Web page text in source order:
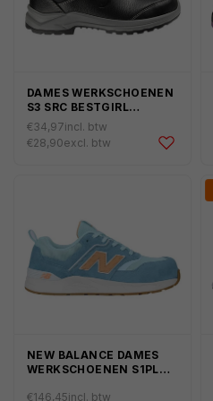
DAMES WERKSCHOENEN
S3 SRC BESTGIRL
SAFETY JOGGER LAAG
Normale
prijs
€34,97incl. btw
€28,90excl. btw
NEW BALANCE DAMES
WERKSCHOENEN S1PL
€146,45incl. btw